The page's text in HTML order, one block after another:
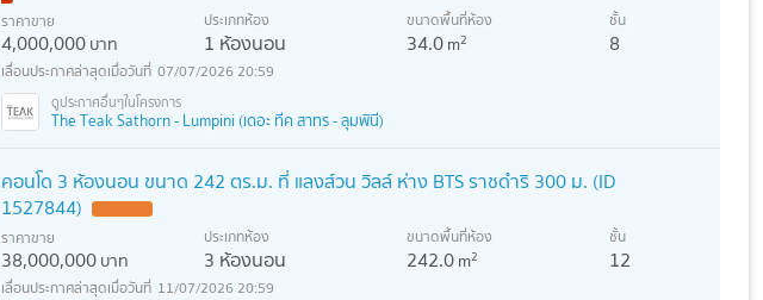
ราคาขาย
4,000,000บาท
ประเภทห้อง
1 ห้องนอน
ขนาดพื้นที่ห้อง
34.0m2
ชั้น
8
07/07/2026 20:59
The Teak Sathorn - Lumpini (เดอะ ทีค สาทร - ลุมพินี)
คอนโด 3 ห้องนอน ขนาด 242 ตร.ม. ที่ แลงส์วน วิลล์ ห่าง BTS ราชดำริ 300 ม. (ID
1527844)
ราคาขาย
38,000,000บาท
ประเภทห้อง
3 ห้องนอน
ขนาดพื้นที่ห้อง
242.0m2
ชั้น
12
11/07/2026 20:59